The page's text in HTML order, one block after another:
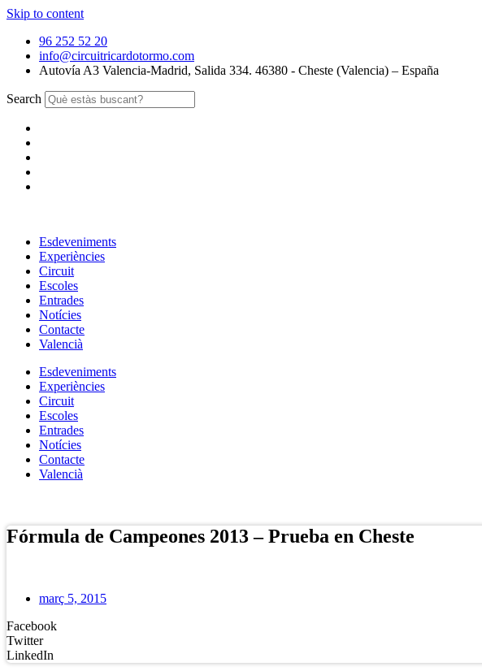
Skip to content
96 252 52 20
info@circuitricardotormo.com
Autovía A3 Valencia-Madrid, Salida 334. 46380 - Cheste (Valencia) – España
Search
Esdeveniments
Experiències
Circuit
Escoles
Entrades
Notícies
Contacte
Valencià
Esdeveniments
Experiències
Circuit
Escoles
Entrades
Notícies
Contacte
Valencià
Fórmula de Campeones 2013 – Prueba en Cheste
març 5, 2015
Facebook
Twitter
LinkedIn